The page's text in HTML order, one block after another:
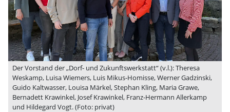
Der Vorstand der „Dorf- und Zukunftswerkstatt“ (v.l.): Theresa
Weskamp, Luisa Wiemers, Luis Mikus-Homisse, Werner Gadzinski,
Guido Kaltwasser, Louisa Märkel, Stephan Kling, Maria Grawe,
Bernadett Krawinkel, Josef Krawinkel, Franz-Hermann Allerkamp
und Hildegard Vogt. (Foto: privat)